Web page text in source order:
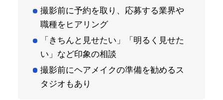
撮影前に予約を取り、応募する業界や
職種をヒアリング
「きちんと見せたい」「明るく見せた
い」など印象の相談
撮影前にヘアメイクの準備を勧めるス
タジオもあり